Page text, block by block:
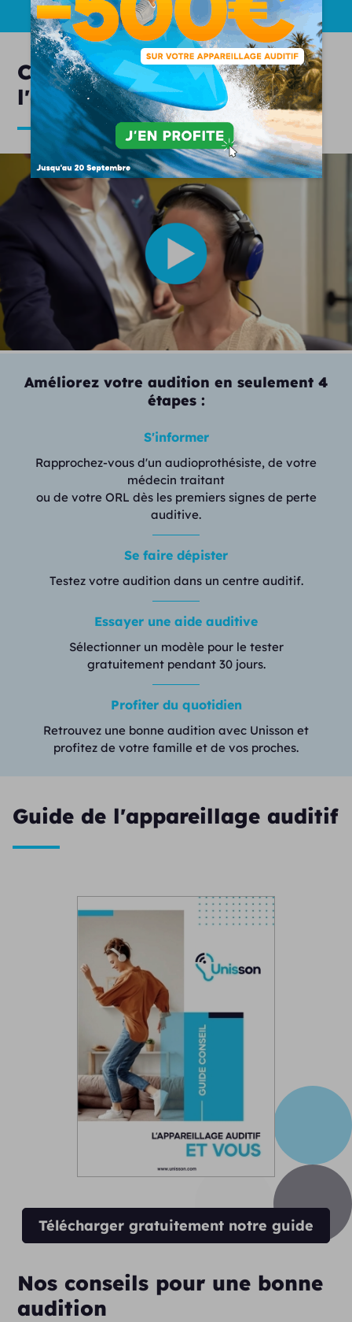
Comment se déroule
l'appareillage auditif ?
Améliorez votre audition en seulement 4
étapes :
S'informer
Rapprochez-vous d'un audioprothésiste, de votre
médecin traitant
ou de votre ORL dès les premiers signes de perte
auditive.
Se faire dépister
Testez votre audition dans un centre auditif.
Essayer une aide auditive
Sélectionner un modèle pour le tester
gratuitement pendant 30 jours.
Profiter du quotidien
Retrouvez une bonne audition avec Unisson et
profitez de votre famille et de vos proches.
Guide de l'appareillage auditif
Télécharger gratuitement notre guide
Nos conseils pour une bonne
audition